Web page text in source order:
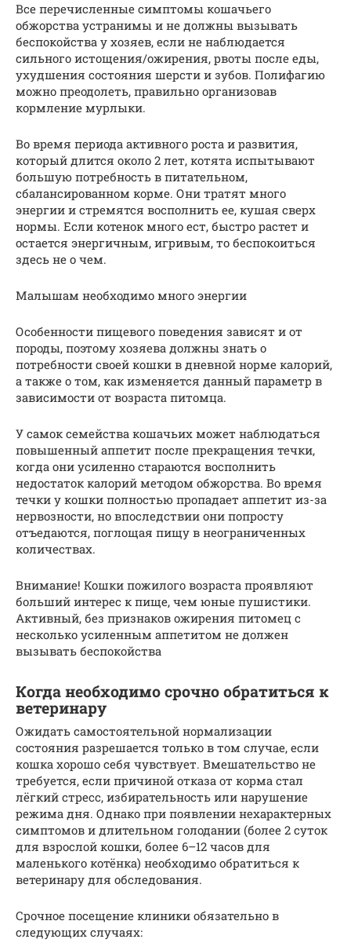
Все перечисленные симптомы кошачьего
обжорства устранимы и не должны вызывать
беспокойства у хозяев, если не наблюдается
сильного истощения/ожирения, рвоты после еды,
ухудшения состояния шерсти и зубов. Полифагию
можно преодолеть, правильно организовав
кормление мурлыки.
Во время периода активного роста и развития,
который длится около 2 лет, котята испытывают
большую потребность в питательном,
сбалансированном корме. Они тратят много
энергии и стремятся восполнить ее, кушая сверх
нормы. Если котенок много ест, быстро растет и
остается энергичным, игривым, то беспокоиться
здесь не о чем.
Малышам необходимо много энергии
Особенности пищевого поведения зависят и от
породы, поэтому хозяева должны знать о
потребности своей кошки в дневной норме калорий,
а также о том, как изменяется данный параметр в
зависимости от возраста питомца.
У самок семейства кошачьих может наблюдаться
повышенный аппетит после прекращения течки,
когда они усиленно стараются восполнить
недостаток калорий методом обжорства. Во время
течки у кошки полностью пропадает аппетит из-за
нервозности, но впоследствии они попросту
отъедаются, поглощая пищу в неограниченных
количествах.
Внимание! Кошки пожилого возраста проявляют
больший интерес к пище, чем юные пушистики.
Активный, без признаков ожирения питомец с
несколько усиленным аппетитом не должен
вызывать беспокойства
Когда необходимо срочно обратиться к
ветеринару
Ожидать самостоятельной нормализации
состояния разрешается только в том случае, если
кошка хорошо себя чувствует. Вмешательство не
требуется, если причиной отказа от корма стал
лёгкий стресс, избирательность или нарушение
режима дня. Однако при появлении нехарактерных
симптомов и длительном голодании (более 2 суток
для взрослой кошки, более 6–12 часов для
маленького котёнка) необходимо обратиться к
ветеринару для обследования.
Срочное посещение клиники обязательно в
следующих случаях: